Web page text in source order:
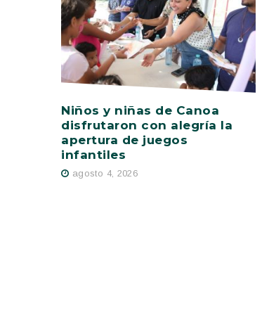
Niños y niñas de Canoa
disfrutaron con alegría la
apertura de juegos
infantiles
agosto 4, 2026